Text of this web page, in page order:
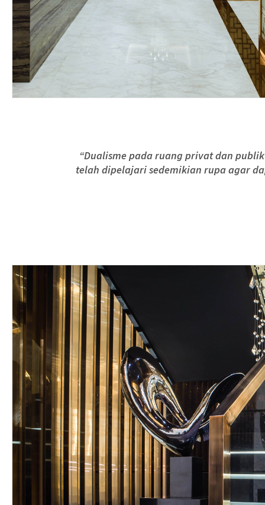
“Dualisme pada ruang privat dan
telah dipelajari sedemikian rupa agar